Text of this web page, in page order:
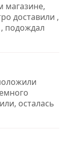
магазине,
доставили ,
подождал
осталась